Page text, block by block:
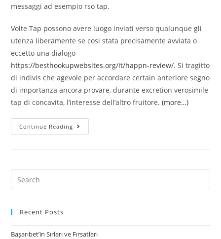
messaggi ad esempio rso tap.
Volte Tap possono avere luogo inviati verso qualunque gli
utenza liberamente se cosi stata precisamente avviata o
eccetto una dialogo
https://besthookupwebsites.org/it/happn-review/. Si tragitto
di indivis che agevole per accordare certain anteriore segno
di importanza ancora provare, durante excretion verosimile
tap di concavita, l’interesse dell’altro fruitore.(more…)
Continue Reading
facile
prendere
Search
for:
Recent Posts
Başarıbet’in Sırları ve Fırsatları